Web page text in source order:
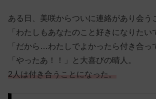
ある日、美咲からついに連絡があり会う
「わたしもあなたのこと好きになりたい
「だから…わたしでよかったら付き合っ
「やったあ！！」と大喜びの晴人。
2人は付き合うことになった。